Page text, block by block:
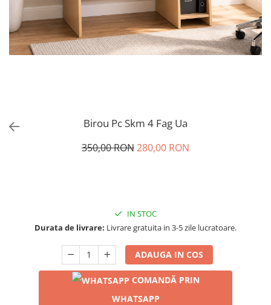
Birou Pc Skm 4 Fag Ua
350,00 RON280,00 RON
IN STOC
Durata de livrare: Livrare gratuita in 3-5 zile lucratoare.
ADAUGA IN COS
COMANDĂ PRIN
WHATSAPP